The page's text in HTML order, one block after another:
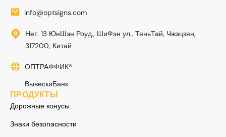
info@optsigns.com
Нет. 13 ЮнШэн Роуд., ШиФэн ул., ТяньТай, Чжэцзян,
317200, Китай
ОПТРАФФИК®
ВывескиБанк
ПРОДУКТЫ
Дорожные конусы
Знаки безопасности